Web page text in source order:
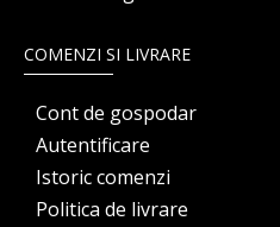
COMENZI SI LIVRARE
Cont de gospodar
Autentificare
Istoric comenzi
Politica de livrare